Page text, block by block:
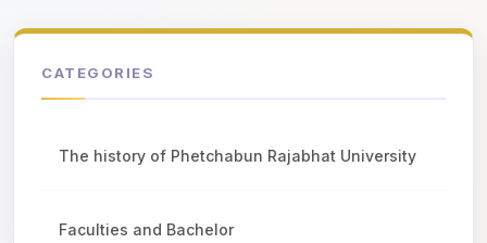
CATEGORIES
The history of Phetchabun Rajabhat University
Faculties and Bachelor